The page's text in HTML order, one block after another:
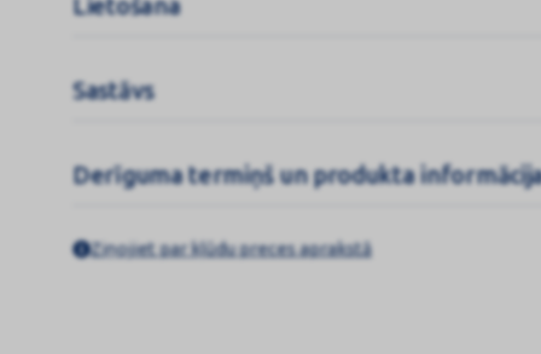
Sastāvs
Derīguma termiņš un produkta
Ziņojiet par kļūdu preces aprakstā